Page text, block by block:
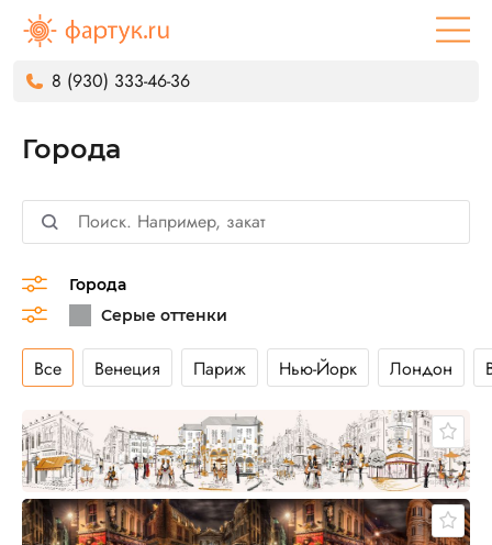
8 (930) 333-46-36
Города
Города
Все Венеция Париж Нью-Йорк Лондон